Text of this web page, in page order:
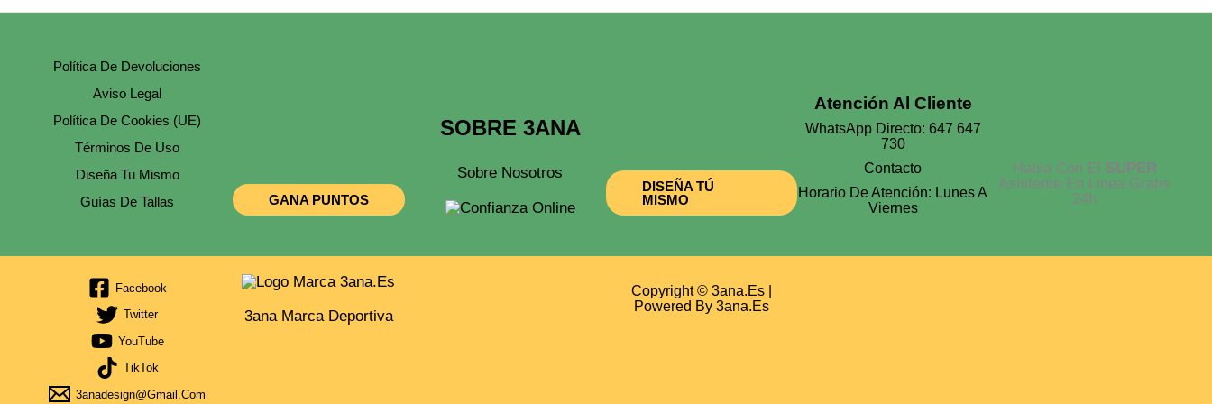
Política De Devoluciones
Aviso Legal
Política De Cookies (UE)
Términos De Uso
Diseña Tu Mismo
Guías De Tallas
GANA PUNTOS
SOBRE 3ANA
Sobre Nosotros
DISEÑA TÚ
MISMO
Atención Al Cliente
WhatsApp Directo: 647 647
730
Contacto
Horario De Atención: Lunes A
Viernes
Habla Con El SUPER
Asistente En Linea Gratis
24h
Facebook
Twitter
YouTube
TikTok
3anadesign@gmail.com
3ana Marca Deportiva
Copyright © 3ana.es |
Powered By 3ana.es